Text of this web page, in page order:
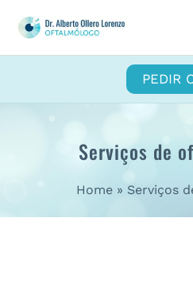
content
PEDIR
Serviços de
Home Serviços